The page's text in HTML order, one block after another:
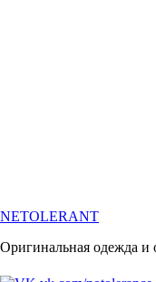
NETOLERANT
Оригинальная одежда и